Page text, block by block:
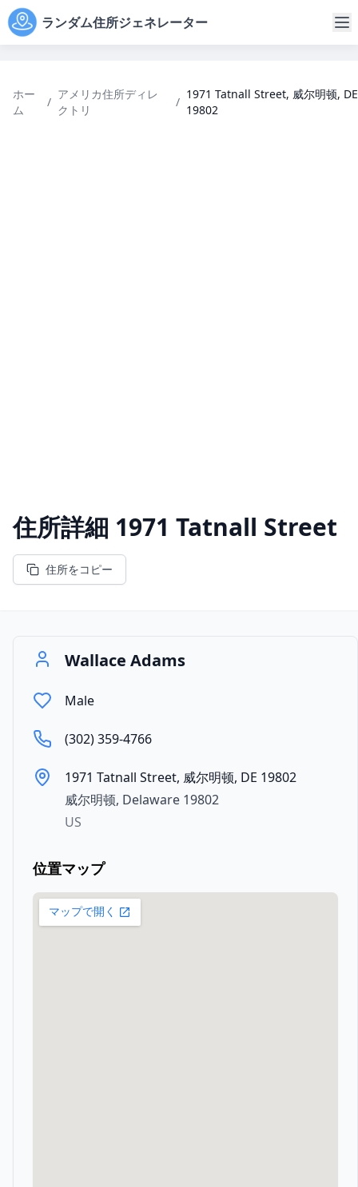
ランダム住所ジェネレーター
ホー
ム
/
アメリカ住所ディレ
クトリ
/
1971 Tatnall Street, 威尔明顿, DE
19802
住所詳細 1971 Tatnall Street
住所をコピー
Wallace Adams
Male
(302) 359-4766
1971 Tatnall Street, 威尔明顿, DE 19802
威尔明顿, Delaware 19802
US
位置マップ